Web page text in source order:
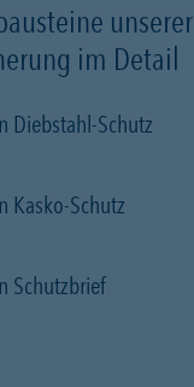
unserer
im Detail
Diebstahl-Schutz
Kasko-Schutz
Schutzbrief